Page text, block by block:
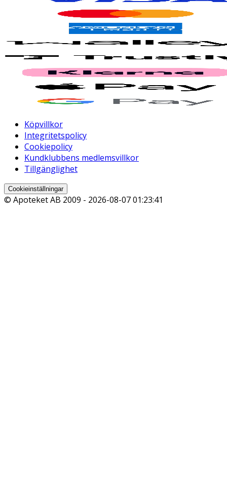
Köpvillkor
Integritetspolicy
Cookiepolicy
Kundklubbens medlemsvillkor
Tillgänglighet
Cookieinställningar
© Apoteket AB 2009 - 2026-08-07 01:23:41